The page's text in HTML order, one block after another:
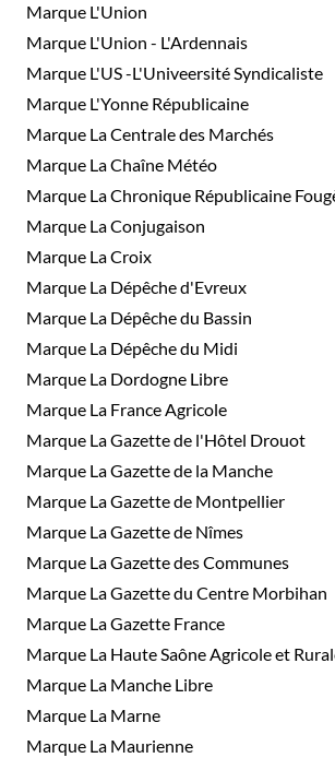
Marque L'Union
Marque L'Union - L'Ardennais
Marque L'US -L'Univeersité Syndicaliste
Marque L'Yonne Républicaine
Marque La Centrale des Marchés
Marque La Chaîne Météo
Marque La Chronique Républicaine
Marque La Conjugaison
Marque La Croix
Marque La Dépêche d'Evreux
Marque La Dépêche du Bassin
Marque La Dépêche du Midi
Marque La Dordogne Libre
Marque La France Agricole
Marque La Gazette de l'Hôtel Drouot
Marque La Gazette de la Manche
Marque La Gazette de Montpellier
Marque La Gazette de Nîmes
Marque La Gazette des Communes
Marque La Gazette du Centre Morbihan
Marque La Gazette France
Marque La Haute Saône Agricole et
Marque La Manche Libre
Marque La Marne
Marque La Maurienne